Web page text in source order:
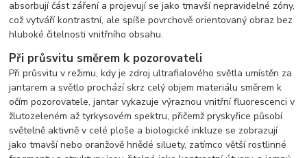
absorbují část záření a projevují se jako tmavší nepravidelné zóny,
což vytváří kontrastní, ale spíše povrchově orientovaný obraz bez
hluboké čitelnosti vnitřního obsahu.
Při průsvitu směrem k pozorovateli
Při průsvitu v režimu, kdy je zdroj ultrafialového světla umístěn za
jantarem a světlo prochází skrz celý objem materiálu směrem k
očím pozorovatele, jantar vykazuje výraznou vnitřní fluorescenci v
žlutozeleném až tyrkysovém spektru, přičemž pryskyřice působí
světelně aktivně v celé ploše a biologické inkluze se zobrazují
jako tmavší nebo oranžově hnědé siluety, zatímco větší rostlinné